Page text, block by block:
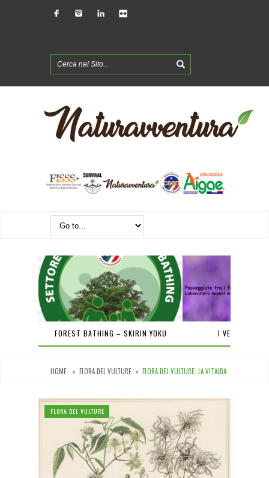
FOREST BATHING – SKIRIN YOKU I VENERDÌ
HOME » FLORA DEL VULTURE » FLORA DEL VULTURE: LA VITALBA
FLORA DEL VULTURE